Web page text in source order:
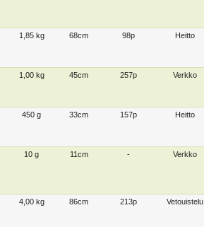
1,85 kg 68cm 98p Heitto
1,00 kg 45cm 257p Verkko
450 g 33cm 157p Heitto
10 g 11cm - Verkko
4,00 kg 86cm 213p Vetouistelu